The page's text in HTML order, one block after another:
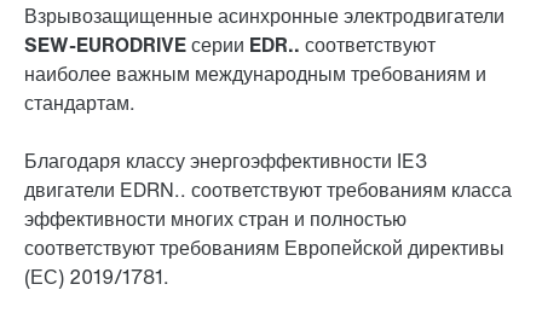
Взрывозащищенные асинхронные электродвигатели
SEW-EURODRIVE серии EDR.. соответствуют
наиболее важным международным требованиям и
стандартам.
Благодаря классу энергоэффективности IE3
двигатели EDRN.. соответствуют требованиям класса
эффективности многих стран и полностью
соответствуют требованиям Европейской директивы
(ЕС) 2019/1781.